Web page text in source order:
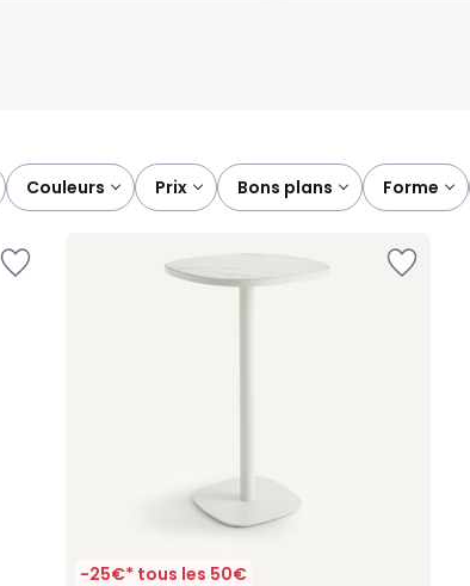
couleurs prix bons plans forme
-25€* tous les 50€